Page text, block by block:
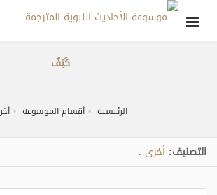
كَتِفٌ
الرئيسية أقسام الموسوعة
التصنيف: أخرى